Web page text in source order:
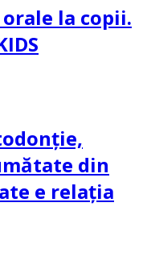
la copii.
din
e relația